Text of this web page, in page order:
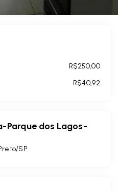
R$250,00
R$40,92
Parque dos Lagos-
SP